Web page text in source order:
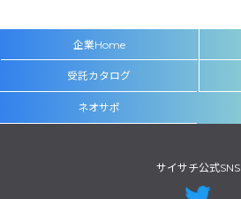
企業Home
受託カタログ
ネオサポ
サイサチ公式SNS